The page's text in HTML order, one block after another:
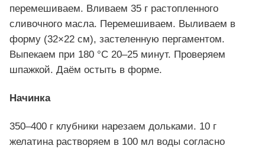
перемешиваем. Вливаем 35 г растопленного
сливочного масла. Перемешиваем. Выливаем в
форму (32×22 см), застеленную пергаментом.
Выпекаем при 180 °C 20–25 минут. Проверяем
шпажкой. Даём остыть в форме.
Начинка
350–400 г клубники нарезаем дольками. 10 г
желатина растворяем в 100 мл воды согласно